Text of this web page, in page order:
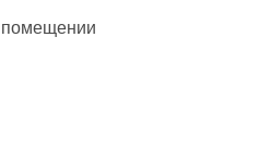
помещении